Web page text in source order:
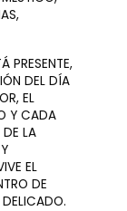
PRESENTE,
DEL DÍA
EL
Y CADA
DE LA
EL
DE